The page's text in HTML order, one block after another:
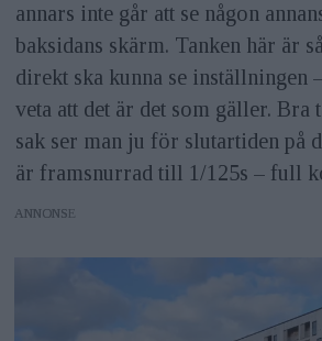
annars inte går att se någon
baksidans skärm. Tanken här är
direkt ska kunna se inställningen
veta att det är det som gäller. Bra
sak ser man ju för slutartiden på
är framsnurrad till 1/125s – full
ANNONS